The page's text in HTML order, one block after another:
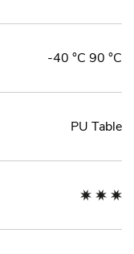
-40 °C 90 °C
PU Table